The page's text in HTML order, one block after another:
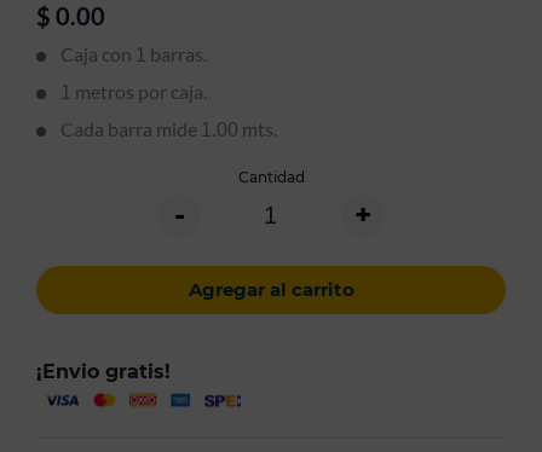
$ 0.00
Caja con 1 barras.
1 metros por caja.
Cada barra mide 1.00 mts.
Cantidad
- +
Agregar al carrito
¡Envio gratis!